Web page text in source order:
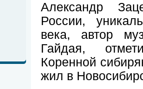
Александр
России,
века, автор
Гайдая,
Коренной
жил в